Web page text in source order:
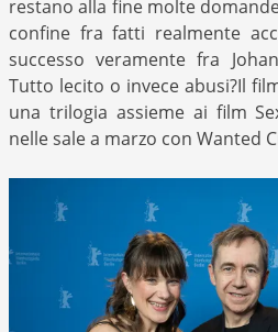
restano alla fine molte
confine fra fatti realmente
successo veramente fra
Tutto lecito o invece abusi?Il
una trilogia assieme ai film
nelle sale a marzo con Wanted